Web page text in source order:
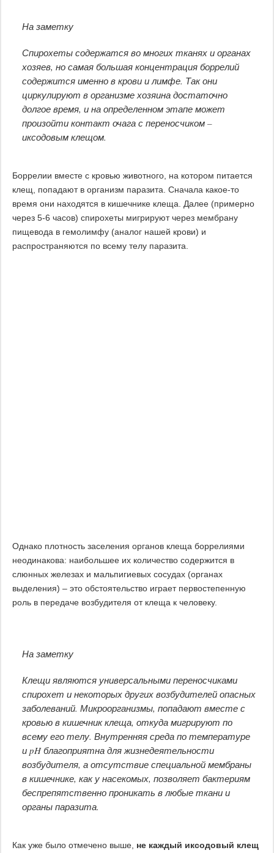
На заметку
Спирохеты содержатся во многих тканях и органах
хозяев, но самая большая концентрация боррелий
содержится именно в крови и лимфе. Так они
циркулируют в организме хозяина достаточно
долгое время, и на определенном этапе может
произойти контакт очага с переносчиком –
иксодовым клещом.
Боррелии вместе с кровью животного, на котором питается
клещ, попадают в организм паразита. Сначала какое-то
время они находятся в кишечнике клеща. Далее (примерно
через 5-6 часов) спирохеты мигрируют через мембрану
пищевода в гемолимфу (аналог нашей крови) и
распространяются по всему телу паразита.
Однако плотность заселения органов клеща боррелиями
неодинакова: наибольшее их количество содержится в
слюнных железах и мальпигиевых сосудах (органах
выделения) – это обстоятельство играет первостепенную
роль в передаче возбудителя от клеща к человеку.
На заметку
Клещи являются универсальными переносчиками
спирохет и некоторых других возбудителей опасных
заболеваний. Микроорганизмы, попадают вместе с
кровью в кишечник клеща, откуда мигрируют по
всему его телу. Внутренняя среда по температуре
и pH благоприятна для жизнедеятельности
возбудителя, а отсутствие специальной мембраны
в кишечнике, как у насекомых, позволяет бактериям
беспрепятственно проникать в любые ткани и
органы паразита.
Как уже было отмечено выше, не каждый иксодовый клещ